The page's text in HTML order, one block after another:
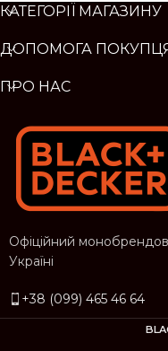
КАТЕГОРІЇ МАГАЗИНУ
ДОПОМОГА
ПРО НАС
Офіційний
Україні
+38 (099) 465 46 64